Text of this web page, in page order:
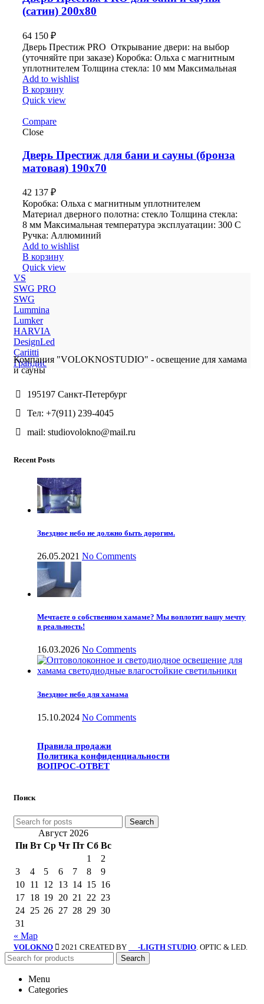
(сатин) 200х80
64 150 ₽
Дверь Престиж PRO Открывание двери: на выбор
(уточняйте при заказе) Коробка: Ольха с магнитным
уплотнителем Толщина стекла: 10 мм Максимальная
Add to wishlist
В корзину
Quick view
Compare
Close
Дверь Престиж для бани и сауны (бронза
матовая) 190х70
42 137 ₽
Коробка: Ольха с магнитным уплотнителем
Материал дверного полотна: стекло Толщина стекла:
8 мм Максимальная температура эксплуатации: 300 С
Ручка: Аллюминий
Add to wishlist
В корзину
Quick view
VS
SWG PRO
SWG
Lummina
Lumker
HARVIA
DesignLed
Cariitti
Грандис
Компания "VOLOKNOSTUDIO" - освещение для хамама
и сауны
195197 Санкт-Петербург
Тел: +7(911) 239-4045
mail: studiovolokno@mail.ru
Recent Posts
Звездное небо не должно быть дорогим.
26.05.2021 No Comments
Мечтаете о собственном хамаме? Мы воплотит вашу мечту
в реальность!
16.03.2026 No Comments
Звездное небо для хамама
15.10.2024 No Comments
Правила продажи
Политика конфиденциальности
ВОПРОС-ОТВЕТ
Поиск
Search
Август 2026
Пн Вт Ср Чт Пт Сб Вс
1
2
3
4 5 6 7 8
9
10 11 12 13 14 15 16
17 18 19 20 21 22 23
24 25 26 27 28 29 30
31
« Мар
VOLOKNO 2021 CREATED BY -LIGTH STUDIO. OPTIC & LED.
Search
Menu
Categories